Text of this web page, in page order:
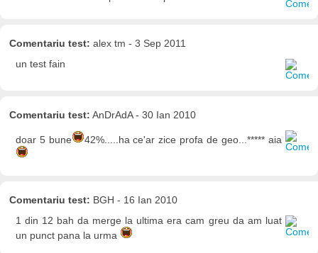
Comentariu test: alex tm - 3 Sep 2011
un test fain
Comentariu test: AnDrAdA - 30 Ian 2010
doar 5 bune 42%.....ha ce'ar zice profa de geo...***** aia
Comentariu test: BGH - 16 Ian 2010
1 din 12 bah da merge la ultima era cam greu da am luat
un punct pana la urma